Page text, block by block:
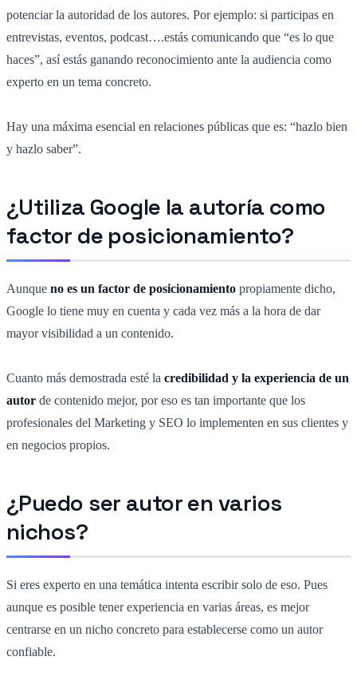
potenciar la autoridad de los autores. Por ejemplo: si participas en
entrevistas, eventos, podcast….estás comunicando que “es lo que
haces”, así estás ganando reconocimiento ante la audiencia como
experto en un tema concreto.
Hay una máxima esencial en relaciones públicas que es: “hazlo bien
y hazlo saber”.
¿Utiliza Google la autoría como
factor de posicionamiento?
Aunque no es un factor de posicionamiento propiamente dicho,
Google lo tiene muy en cuenta y cada vez más a la hora de dar
mayor visibilidad a un contenido.
Cuanto más demostrada esté la credibilidad y la experiencia de un
autor de contenido mejor, por eso es tan importante que los
profesionales del Marketing y SEO lo implementen en sus clientes y
en negocios propios.
¿Puedo ser autor en varios
nichos?
Si eres experto en una temática intenta escribir solo de eso. Pues
aunque es posible tener experiencia en varias áreas, es mejor
centrarse en un nicho concreto para establecerse como un autor
confiable.